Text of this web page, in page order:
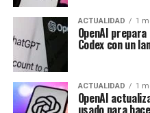
ACTUALIDAD 1
OpenAI
Codex con un
ACTUALIDAD 1
OpenAI
usado para